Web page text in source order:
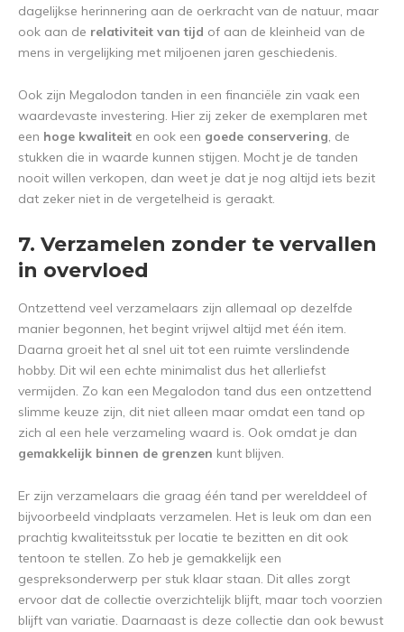
dagelijkse herinnering aan de oerkracht van de natuur, maar
ook aan de relativiteit van tijd of aan de kleinheid van de
mens in vergelijking met miljoenen jaren geschiedenis.
Ook zijn Megalodon tanden in een financiële zin vaak een
waardevaste investering. Hier zij zeker de exemplaren met
een hoge kwaliteit en ook een goede conservering, de
stukken die in waarde kunnen stijgen. Mocht je de tanden
nooit willen verkopen, dan weet je dat je nog altijd iets bezit
dat zeker niet in de vergetelheid is geraakt.
7. Verzamelen zonder te vervallen
in overvloed
Ontzettend veel verzamelaars zijn allemaal op dezelfde
manier begonnen, het begint vrijwel altijd met één item.
Daarna groeit het al snel uit tot een ruimte verslindende
hobby. Dit wil een echte minimalist dus het allerliefst
vermijden. Zo kan een Megalodon tand dus een ontzettend
slimme keuze zijn, dit niet alleen maar omdat een tand op
zich al een hele verzameling waard is. Ook omdat je dan
gemakkelijk binnen de grenzen kunt blijven.
Er zijn verzamelaars die graag één tand per werelddeel of
bijvoorbeeld vindplaats verzamelen. Het is leuk om dan een
prachtig kwaliteitsstuk per locatie te bezitten en dit ook
tentoon te stellen. Zo heb je gemakkelijk een
gespreksonderwerp per stuk klaar staan. Dit alles zorgt
ervoor dat de collectie overzichtelijk blijft, maar toch voorzien
blijft van variatie. Daarnaast is deze collectie dan ook bewust